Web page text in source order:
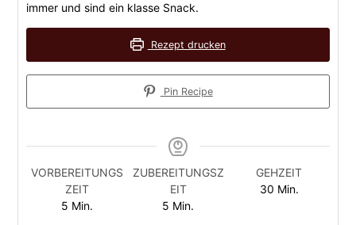
immer und sind ein klasse Snack.
Rezept drucken
Pin Recipe
VORBEREITUNGS
ZEIT
5 Min.
ZUBEREITUNGSZ
EIT
5 Min.
GEHZEIT
30 Min.